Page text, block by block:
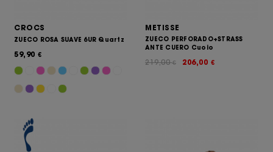
CROCS
ZUECO ROSA SUAVE 6UR Quartz
59,90 €
METISSE
ZUECO PERFORADO+STRASS
ANTE CUERO Cuoio
206,00 €
219,00€